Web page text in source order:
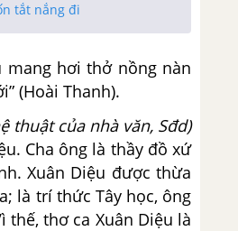
tắt nắng đi
hơi thở nồng nàn
(Hoài Thanh).
thuật của nhà văn, Sđd)
Cha ông là thầy đồ xứ
Xuân Diệu được thừa
là trí thức Tây học, ông
thơ ca Xuân Diệu là